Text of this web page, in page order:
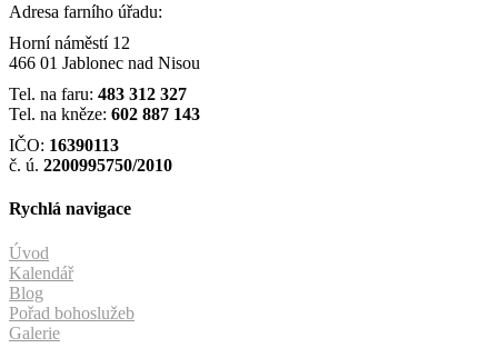
Adresa farního úřadu:
Horní náměstí 12
466 01 Jablonec nad Nisou
Tel. na faru: 483 312 327
Tel. na kněze: 602 887 143
IČO: 16390113
č. ú. 2200995750/2010
Rychlá navigace
Úvod
Kalendář
Blog
Pořad bohoslužeb
Galerie